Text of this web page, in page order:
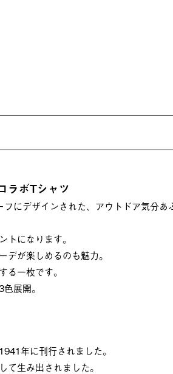
ラボTシャツ
にデザインされた、アウトドア気分あ
トになります。
デが楽しめるのも魅力。
る一枚です。
展開。
年に刊行されました。
生み出されました。